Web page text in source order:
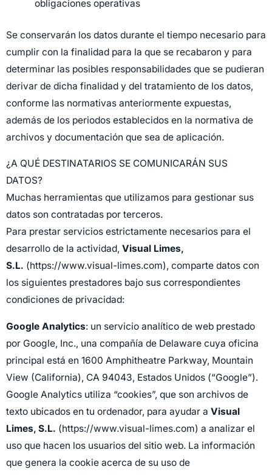
obligaciones operativas
Se conservarán los datos durante el tiempo necesario para
cumplir con la finalidad para la que se recabaron y para
determinar las posibles responsabilidades que se pudieran
derivar de dicha finalidad y del tratamiento de los datos,
conforme las normativas anteriormente expuestas,
además de los periodos establecidos en la normativa de
archivos y documentación que sea de aplicación.
¿A QUÉ DESTINATARIOS SE COMUNICARÁN SUS
DATOS?
Muchas herramientas que utilizamos para gestionar sus
datos son contratadas por terceros.
Para prestar servicios estrictamente necesarios para el
desarrollo de la actividad, Visual Limes,
S.L. (https://www.visual-limes.com), comparte datos con
los siguientes prestadores bajo sus correspondientes
condiciones de privacidad:
Google Analytics: un servicio analítico de web prestado
por Google, Inc., una compañía de Delaware cuya oficina
principal está en 1600 Amphitheatre Parkway, Mountain
View (California), CA 94043, Estados Unidos (“Google”).
Google Analytics utiliza “cookies”, que son archivos de
texto ubicados en tu ordenador, para ayudar a Visual
Limes, S.L. (https://www.visual-limes.com) a analizar el
uso que hacen los usuarios del sitio web. La información
que genera la cookie acerca de su uso de